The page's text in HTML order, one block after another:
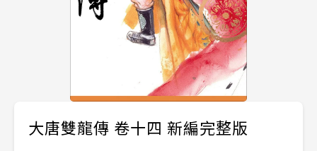
大唐雙龍傳 卷十四 新編完整版